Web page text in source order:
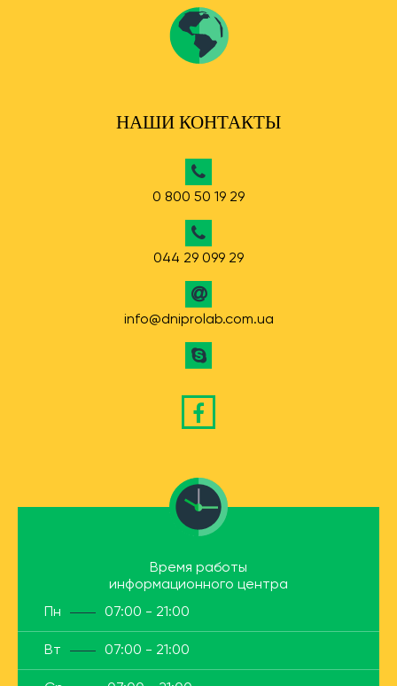
НАШИ КОНТАКТЫ
0 800 50 19 29
044 29 099 29
info@dniprolab.com.ua
Время работы
информационного центра
Пн
07:00 - 21:00
Вт 07:00 - 21:00